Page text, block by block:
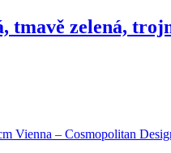
tmavě zelená,